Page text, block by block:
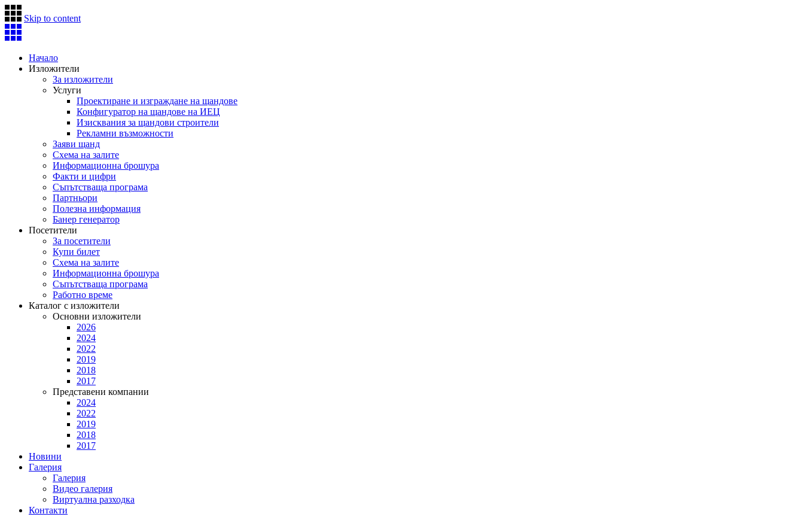
Skip to content
Начало
Изложители
За изложители
Услуги
Проектиране и изграждане на щандове
Конфигуратор на щандове на ИЕЦ
Изисквания за щандови строители
Рекламни възможности
Заяви щанд
Схема на залите
Информационна брошура
Факти и цифри
Съпътстваща програма
Партньори
Полезна информация
Банер генератор
Посетители
За посетители
Купи билет
Схема на залите
Информационна брошура
Съпътстваща програма
Работно време
Каталог с изложители
Основни изложители
2026
2024
2022
2019
2018
2017
Представени компании
2024
2022
2019
2018
2017
Новини
Галерия
Галерия
Видео галерия
Виртуална разходка
Контакти